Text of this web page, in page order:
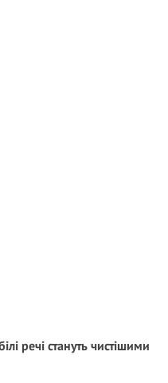
речі стануть чистішими